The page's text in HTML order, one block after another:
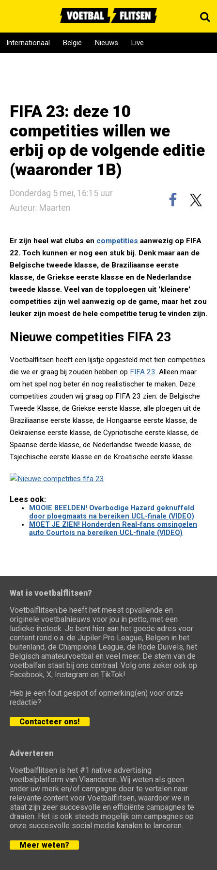
Internationaal België Nieuws Live
FIFA 23: deze 10
competities willen we
erbij op de volgende editie
(waaronder 1B)
Donderdag 5 mei, 16:15 uur
Auteur: Maarten
Er zijn heel wat clubs en competities aanwezig op FIFA
22. Toch kunnen er nog een stuk bij. Denk maar aan de
Belgische tweede klasse, de Braziliaanse eerste
klasse, de Griekse eerste klasse en de Nederlandse
tweede klasse. Veel van de topploegen uit 'kleinere'
competities zijn wel aanwezig op de game, maar het zou
leuker zijn moest de hele competitie terug te vinden zijn.
Nieuwe competities FIFA 23
Voetbalflitsen heeft een lijstje opgesteld met tien competities
die we er graag bij zouden hebben op FIFA 23. Alleen maar
om het spel nog beter én nog realistischer te maken. Deze
competities zouden wij graag op FIFA 23 zien: de Belgische
Tweede Klasse, de Griekse eerste klasse, alle ploegen uit de
Braziliaanse eerste klasse, de Hongaarse eerste klasse, de
Oekraïense eerste klasse, de Cypriotische eerste klasse, de
Spaanse derde klasse, de Nederlandse tweede klasse, de
Tsjechische eerste klasse en de Kroatische eerste klasse.
Lees ook:
MOOIE BEELDEN! Overbodige Hazard geknuffeld
door ploegmaats na bereiken UCL-finale (VIDEO)
MOET JE ZIEN! Honderden Real-fans omsingelen
auto Courtois na bereiken UCL-finale (VIDEO)
Wat is voetbalflitsen?
Voetbalflitsen.be heeft het meest opvallende en
originele voetbalnieuws voor jou in petto, met een
ludieke insteek. Je bent hier aan het goede adres voor
content rond o.a. de Jupiler Pro League, Belgen in het
buitenland, de Champions League, de Rode Duivels, het
Belgisch amateurvoetbal en veel meer. De stem van de
voetbalfan staat bij ons centraal. Volg ons zeker ook op
Facebook, X, Instagram en TikTok!
Heb je een fout gespot of opmerking(en) voor onze
redactie?
Contacteer ons!
Adverteren
Voetbalflitsen is het #1 native advertising
voetbalplatform van Vlaanderen. Wij weten als geen
ander uw merk en/of campagne door te vertalen naar
relevante content voor Voetbalflitsen, waardoor we in
staat zijn zeer succesvolle en efficiënte campagnes te
draaien. Het is ook steeds mogelijk om campagnes op
onze succesvolle social media kanalen te lanceren.
Meer weten?